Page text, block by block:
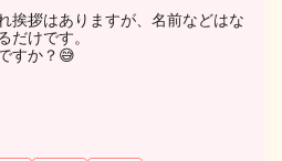
挨拶はありますが、名前などはな
だけです。
すか？😅